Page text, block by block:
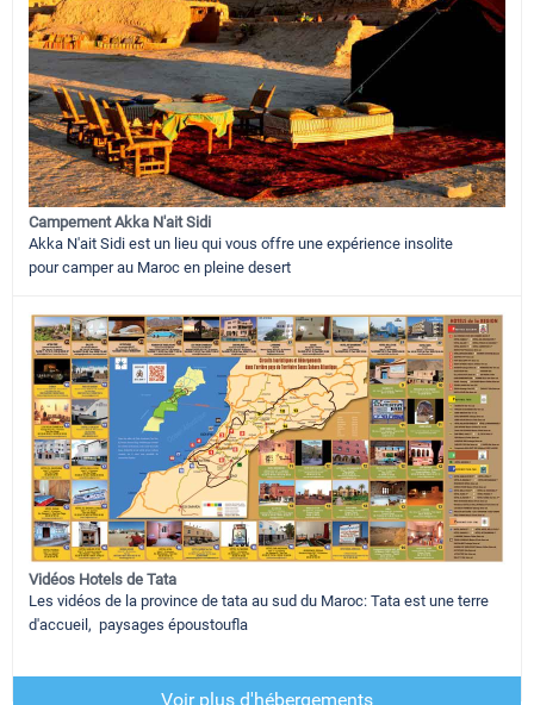
Campement Akka N'ait Sidi
Akka N'ait Sidi est un lieu qui vous offre une expérience insolite
pour camper au Maroc en pleine desert
Vidéos Hotels de Tata
Les vidéos de la province de tata au sud du Maroc: Tata est une terre
d'accueil, paysages époustoufla
Voir plus d'hébergements